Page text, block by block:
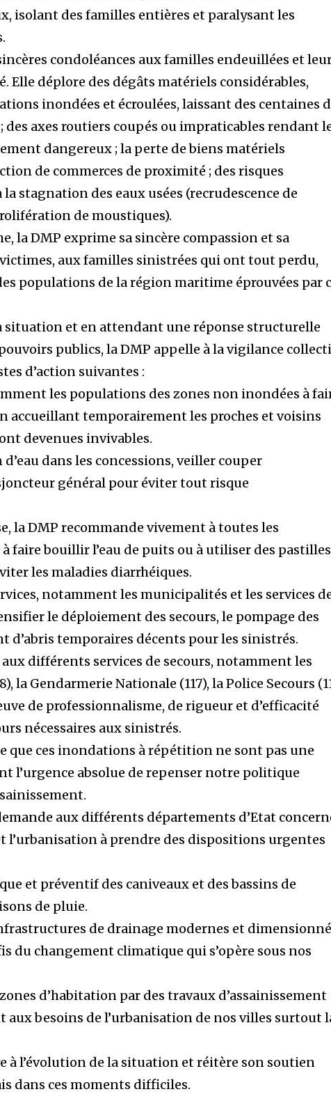
isolant des familles entières et paralysant les
condoléances aux familles endeuillées et
Elle déplore des dégâts matériels considérables,
inondées et écroulées, laissant des centaines
des axes routiers coupés ou impraticables rendant
dangereux ; la perte de biens matériels
de commerces de proximité ; des risques
stagnation des eaux usées (recrudescence de
de moustiques).
la DMP exprime sa sincère compassion et sa
aux familles sinistrées qui ont tout perdu,
populations de la région maritime éprouvées par
situation et en attendant une réponse structurelle
publics, la DMP appelle à la vigilance
d’action suivantes :
les populations des zones non inondées à
accueillant temporairement les proches et voisins
devenues invivables.
dans les concessions, veiller couper
général pour éviter tout risque
la DMP recommande vivement à toutes les
faire bouillir l’eau de puits ou à utiliser des pastilles
les maladies diarrhéiques.
notamment les municipalités et les services
le déploiement des secours, le pompage des
d’abris temporaires décents pour les sinistrés.
différents services de secours, notamment les
la Gendarmerie Nationale (117), la Police Secours
de professionnalisme, de rigueur et d’efficacité
nécessaires aux sinistrés.
que ces inondations à répétition ne sont pas une
l’urgence absolue de repenser notre politique
aux différents départements d’Etat
l’urbanisation à prendre des dispositions urgentes
et préventif des caniveaux et des bassins de
de pluie.
de drainage modernes et
du changement climatique qui s’opère sous nos
d’habitation par des travaux d’assainissement
aux besoins de l’urbanisation de nos villes surtout
à l’évolution de la situation et réitère son soutien
dans ces moments difficiles.